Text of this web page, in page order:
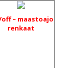
off – maastoajo
renkaat